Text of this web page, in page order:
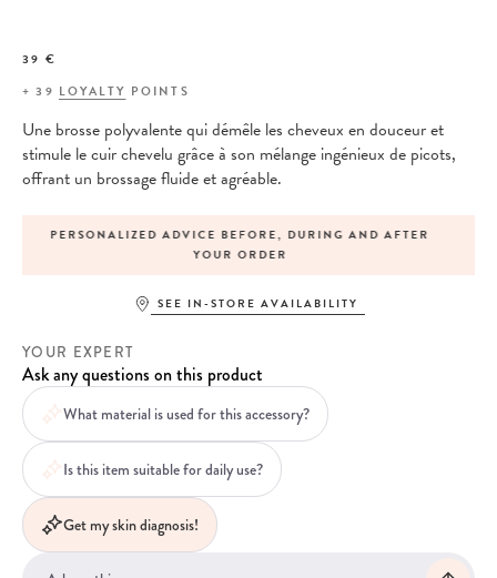
39 €
+39 LOYALTY POINTS
Une brosse polyvalente qui démêle les cheveux en douceur et
stimule le cuir chevelu grâce à son mélange ingénieux de picots,
offrant un brossage fluide et agréable.
AFTER
SAME-DAY SHIPPING FOR ORDERS PLACED
SEE IN-STORE AVAILABILITY
YOUR EXPERT
Ask any questions on this product
What material is used for this accessory?
Is this item suitable for daily use?
Get my skin diagnosis!